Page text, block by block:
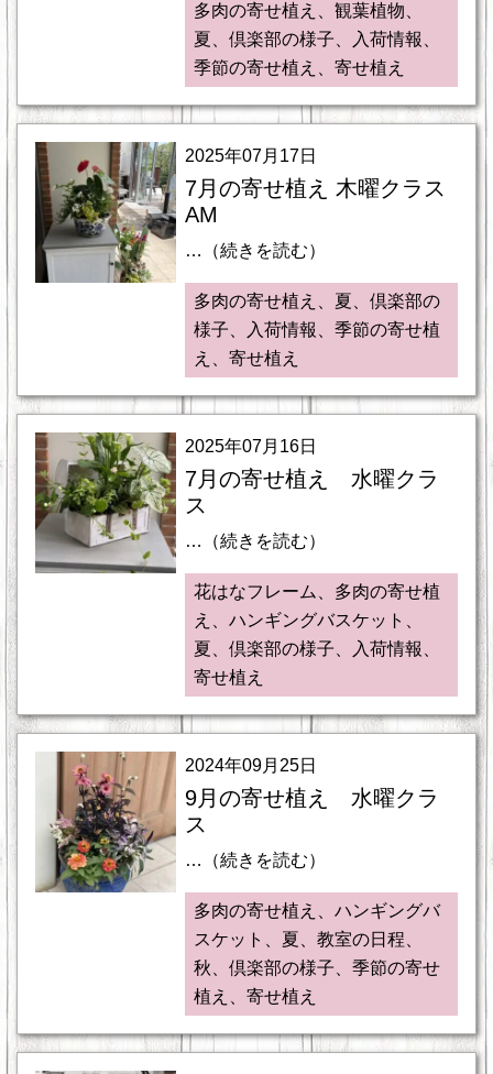
多肉の寄せ植え、観葉植物、
夏、倶楽部の様子、入荷情報、
季節の寄せ植え、寄せ植え
2025年07月17日
7月の寄せ植え 木曜クラス
AM
…（続きを読む）
多肉の寄せ植え、夏、倶楽部の
様子、入荷情報、季節の寄せ植
え、寄せ植え
2025年07月16日
7月の寄せ植え 水曜クラ
ス
…（続きを読む）
花はなフレーム、多肉の寄せ植
え、ハンギングバスケット、
夏、倶楽部の様子、入荷情報、
寄せ植え
2024年09月25日
9月の寄せ植え 水曜クラ
ス
…（続きを読む）
多肉の寄せ植え、ハンギングバ
スケット、夏、教室の日程、
秋、倶楽部の様子、季節の寄せ
植え、寄せ植え